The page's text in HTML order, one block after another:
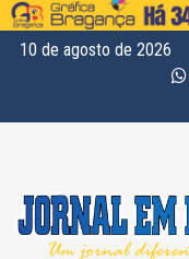
10 de agosto de 2026